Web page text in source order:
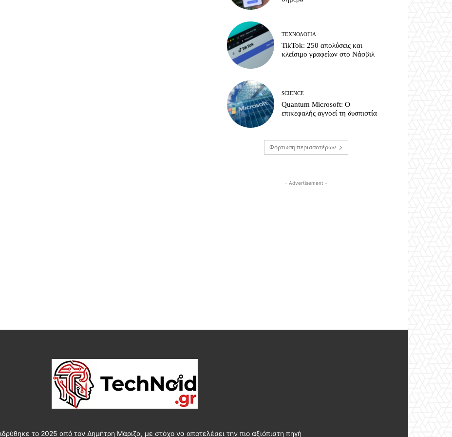
ΤΕΧΝΟΛΟΓΊΑ
TikTok: 250 απολύσεις και
κλείσιμο γραφείων στο Νάσβιλ
SCIENCE
Quantum Microsoft: Ο
επικεφαλής αγνοεί τη δυσπιστία
Φόρτωση περισσοτέρων
- Advertisement -
ιδρύθηκε το 2025 από τον Δημήτρη Μάριζα, με στόχο να αποτελέσει την πιο αξιόπιστη πηγή